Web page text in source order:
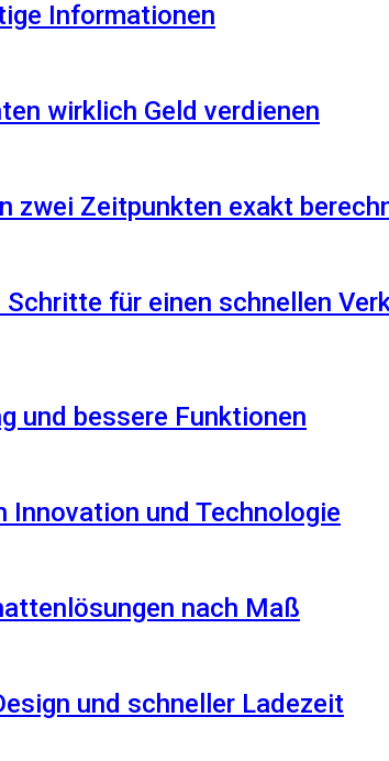
Informationen
wirklich Geld verdienen
zwei Zeitpunkten exakt
für einen schnellen
und bessere Funktionen
Innovation und Technologie
nach Maß
und schneller Ladezeit